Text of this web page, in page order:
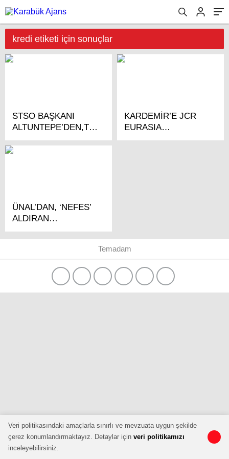
kredi etiketi için sonuçlar
STSO BAŞKANI
ALTUNTEPE’DEN,TOBB
NEFES KREDİSİ
MÜJDESİ
KARDEMİR’E JCR
EURASIA
RATING’TEN
ÜNAL’DAN, ‘NEFES’
ALDIRAN
AÇIKLAMA:”TOBB
Nefes Kredisi Yeniden
Temadam
Veri politikasındaki amaçlarla sınırlı ve mevzuata uygun şekilde
çerez konumlandırmaktayız. Detaylar için veri politikamızı
inceleyebilirsiniz.